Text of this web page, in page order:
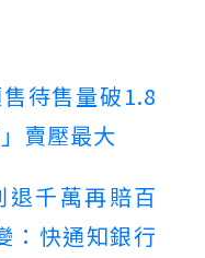
待售量破1.8
賣壓最大
千萬再賠百
：快通知銀行